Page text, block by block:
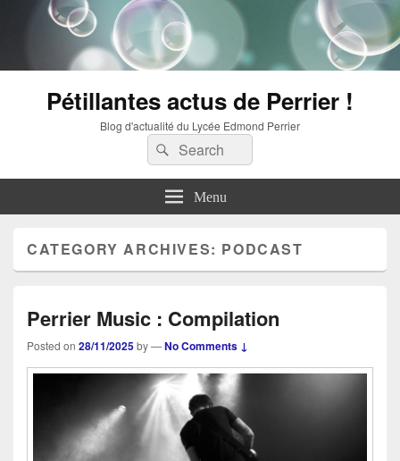
Pétillantes actus de Perrier !
Blog d'actualité du Lycée Edmond Perrier
Search
for:
Search
Menu
CATEGORY ARCHIVES: PODCAST
Perrier Music : Compilation
Posted on 28/11/2025by—No Comments ↓